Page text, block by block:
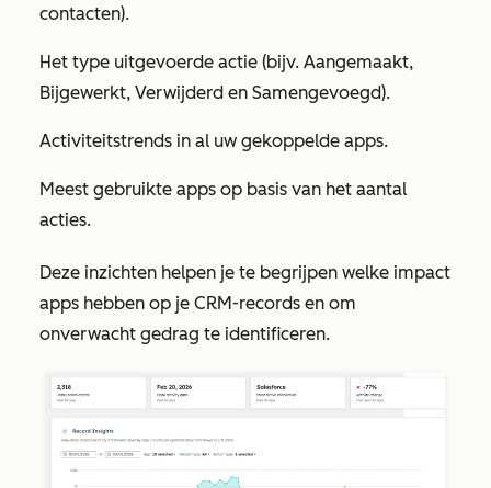
contacten).
Het type uitgevoerde actie (bijv. Aangemaakt,
Bijgewerkt, Verwijderd en Samengevoegd).
Activiteitstrends in al uw gekoppelde apps.
Meest gebruikte apps op basis van het aantal
acties.
Deze inzichten helpen je te begrijpen welke impact
apps hebben op je CRM-records en om
onverwacht gedrag te identificeren.